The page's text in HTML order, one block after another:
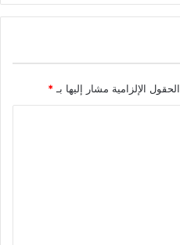
الحقول الإلزامية مشار إليها بـ*